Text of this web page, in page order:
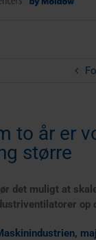
to år er
større
det muligt at
op